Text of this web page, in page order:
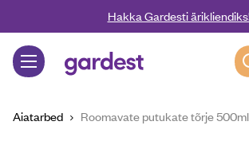
Liigu edasi põhisisu juurdeHakka Gardesti
Gardest
Aiatarbed Roomavate putukate tõrje 500ml